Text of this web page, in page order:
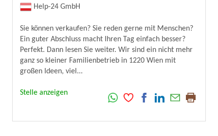
Help-24 GmbH
Sie können verkaufen? Sie reden gerne mit Menschen?
Ein guter Abschluss macht Ihren Tag einfach besser?
Perfekt. Dann lesen Sie weiter. Wir sind ein nicht mehr
ganz so kleiner Familienbetrieb in 1220 Wien mit
großen Ideen, viel...
Stelle anzeigen